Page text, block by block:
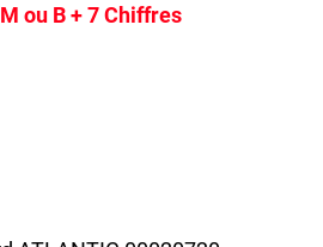
M ou B + 7 Chiffres